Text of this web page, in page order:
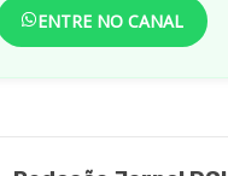
ENTRE NO CANAL